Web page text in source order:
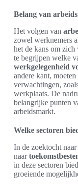
Belang van
Het volgen van
zowel werknemers
het de kans om zich
te begrijpen welke
werkgelegenheid
andere kant,
verwachtingen,
werkplaats. De
belangrijke punten
arbeidsmarkt.
Welke sectoren
In de zoektocht
naar
in deze sectoren
groeiende